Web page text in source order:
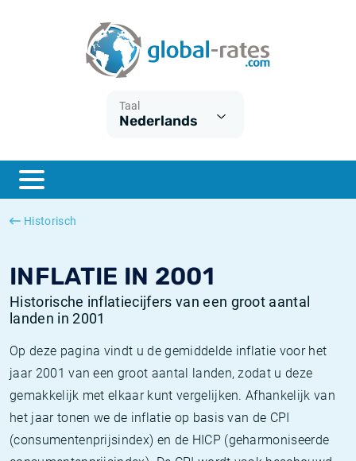
Taal
Nederlands
Historisch
INFLATIE IN 2001
Historische inflatiecijfers van een groot aantal
landen in 2001
Op deze pagina vindt u de gemiddelde inflatie voor het
jaar 2001 van een groot aantal landen, zodat u deze
gemakkelijk met elkaar kunt vergelijken. Afhankelijk van
het jaar tonen we de inflatie op basis van de CPI
(consumentenprijsindex) en de HICP (geharmoniseerde
ESTER
SONIA
Wat is CPI inflatie?
Wat is HICP inflatie?
Nederlandse inflatie - CPI
Amerikaanse inflatie - CPI
Euribor historie
SOFR historie
TONAR historie
Inflatiecalculator